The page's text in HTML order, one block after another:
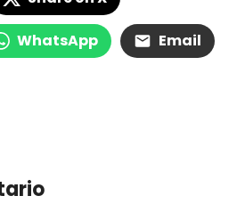
WhatsApp Email